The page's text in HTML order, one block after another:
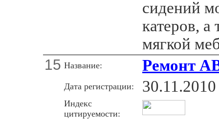
сидений
катеров, а
мягкой
15 Название: Ремонт
Дата регистрации: 30.11.2010
Индекс
цитируемости: